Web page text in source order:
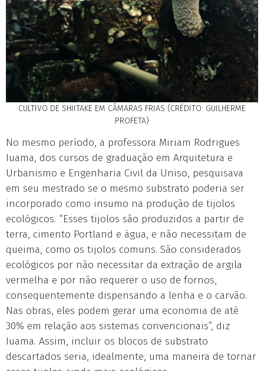
CULTIVO DE SHIITAKE EM CÂMARAS FRIAS (CRÉDITO: GUILHERME
PROFETA)
No mesmo período, a professora Miriam Rodrigues
Iuama, dos cursos de graduação em Arquitetura e
Urbanismo e Engenharia Civil da Uniso, pesquisava
em seu mestrado se o mesmo substrato poderia ser
incorporado como insumo na produção de tijolos
ecológicos. “Esses tijolos são produzidos a partir de
terra, cimento Portland e água, e não necessitam de
queima, como os tijolos comuns. São considerados
ecológicos por não necessitar da extração de argila
vermelha e por não requerer o uso de fornos,
consequentemente dispensando a lenha e o carvão.
Nas obras, eles podem gerar uma economia de até
30% em relação aos sistemas convencionais”, diz
Iuama. Assim, incluir os blocos de substrato
descartados seria, idealmente, uma maneira de tornar